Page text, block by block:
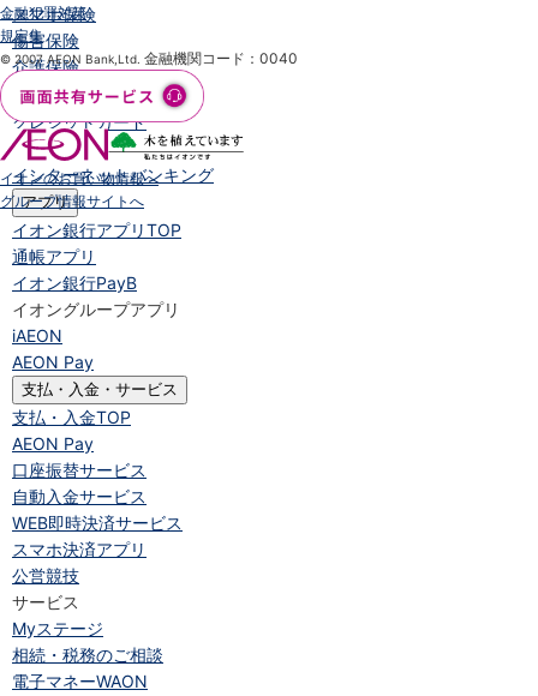
スマホ保険
傷害保険
介護保険
カード
クレジットカード
デビットカード
インターネットバンキング
アプリ
イオン銀行アプリTOP
通帳アプリ
イオン銀行PayB
イオングループアプリ
iAEON
AEON Pay
支払・入金・サービス
支払・入金TOP
AEON Pay
口座振替サービス
自動入金サービス
WEB即時決済サービス
スマホ決済アプリ
公営競技
サービス
Myステージ
相続・税務のご相談
電子マネーWAON
金融犯罪対策
規定集
© 2007 AEON Bank,Ltd. 金融機関コード：0040
イオンのお買い物情報へ
グループ情報サイトへ